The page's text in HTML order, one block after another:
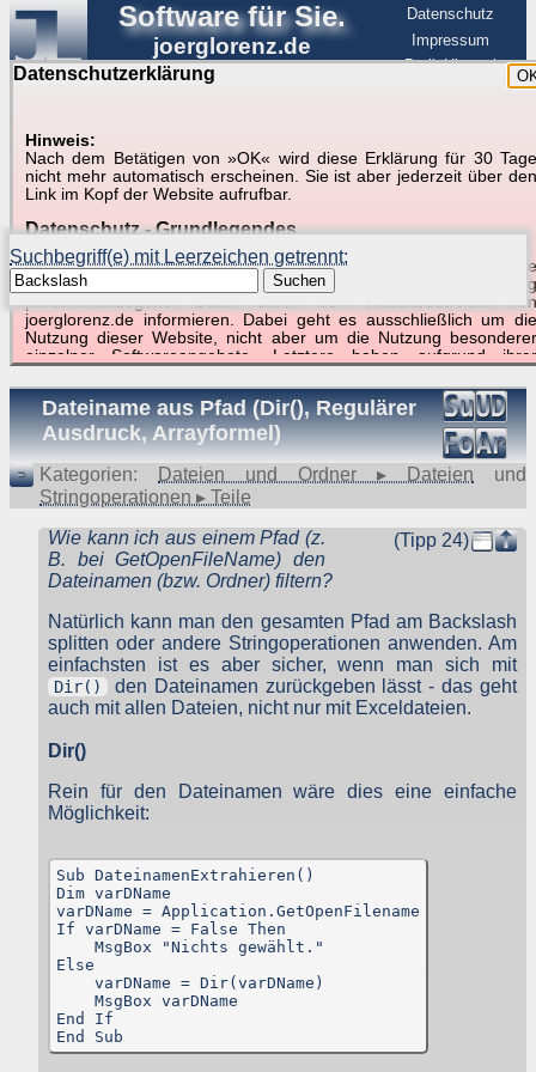
Datenschutzerklärung
Hinweis:
Nach dem Betätigen von »OK« wird diese Erklärung für 30 Tage
nicht mehr automatisch erscheinen. Sie ist aber jederzeit über den
Link im Kopf der Website aufrufbar.
Datenschutz - Grundlegendes
Diese Datenschutzerklärung soll die Nutzer dieser Website über die
Art, den Umfang und den Zweck der Erhebung und Verwendung
personenbezogener Daten durch den Websitebetreiber von
joerglorenz.de informieren. Dabei geht es ausschließlich um die
Nutzung dieser Website, nicht aber um die Nutzung besonderer
einzelner Softwareangebote. Letztere haben aufgrund ihrer
gespeichert werden müssen, die für das Funktionieren erforderlich
sind. Hier ist es wichtig, dass Sie selbst zum Testen dieser
Funktionen möglichst erfundene Daten verwenden. Ansonsten wird
auf die spezifischen Besonderheiten beim jeweiligen Angebot
gesondert hingewiesen.
Generell gilt: Wenn Sie ein Angebot bei den Add-Ins nutzen, bei
Server joerglorenz.de gespeichert. Dies erfolgt in MySQL-Tabellen,
Tabellen einer MySQL-Datenbank also. Diese Daten bleiben nur
zum Zweck der jeweiligen Funktion dort gespeichert, so dass Sie
oder von Ihnen angegebene Empfänger, Partner, Mitarbeiter usw.
Daten durch den Websitebetreiber oder andere Personen erfolgt
nicht.
Der Websitebetreiber nimmt Ihren Datenschutz sehr ernst und
behandelt Ihre personenbezogenen Daten vertraulich und
entsprechend der gesetzlichen Vorschriften. Da durch neue
Änderungen an dieser Datenschutzerklärung vorgenommen
werden können, empfehlen wir Ihnen, sich die
Datenschutzerklärung in regelmäßigen Abständen wieder
durchzulesen.
Zugriffsdaten
Wir, der Websitebetreiber bzw. Seitenprovider, erheben aufgrund
unseres berechtigten Interesses (s. Art. 6 Abs. 1 lit. f. DSGVO)
Daten über Zugriffe auf die Website und speichern diese als
„Server-Logfiles“ auf dem Server der Website ab. Folgende Daten
werden so protokolliert:
Besuchte Website und besuchte Webseite
Software für Sie.
joerglorenz.de
Datenschutz
Impressum
BerlinHimmel
Suche in Beispielen und Tipps zu Excel und
VBA
Suchbegriff(e) mit Leerzeichen getrennt:
Suchen
Suchergebnisse (1 Treffer, 1 Begriff)
Dateiname aus Pfad (Dir(), Regulärer
Ausdruck, Arrayformel)
Kategorien: Dateien und Ordner ▸ Dateien und
Stringoperationen ▸ Teile
(Tipp 24)
Wie kann ich aus einem Pfad (z.
B. bei GetOpenFileName) den
Dateinamen (bzw. Ordner) filtern?
Natürlich kann man den gesamten Pfad am Backslash
splitten oder andere Stringoperationen anwenden. Am
einfachsten ist es aber sicher, wenn man sich mit
Dir()
den Dateinamen zurückgeben lässt - das geht
auch mit allen Dateien, nicht nur mit Exceldateien.
Dir()
Rein für den Dateinamen wäre dies eine einfache
Möglichkeit:
Sub DateinamenExtrahieren()
Dim varDName
varDName = Application.GetOpenFilename
If varDName = False Then
    MsgBox "Nichts gewählt."
Else
    varDName = Dir(varDName)
    MsgBox varDName
End If
End Sub